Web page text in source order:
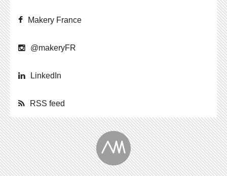
Makery France
@ma­ke­ryFR
Lin­ke­dIn
RSS feed